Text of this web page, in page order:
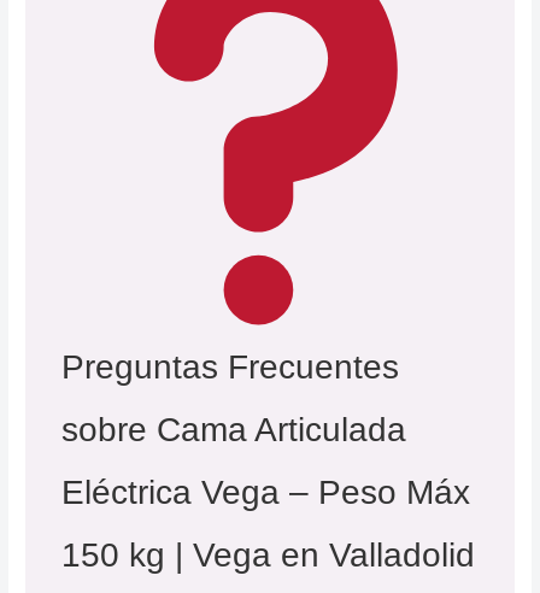
Preguntas Frecuentes
sobre Cama Articulada
Eléctrica Vega – Peso Máx
150 kg | Vega en Valladolid